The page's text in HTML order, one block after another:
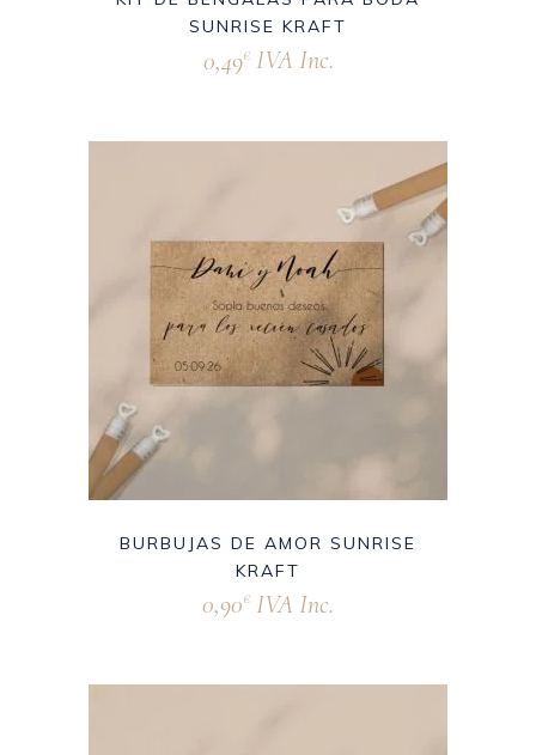
SUNRISE KRAFT
0,49€ IVA Inc.
BURBUJAS DE AMOR SUNRISE
KRAFT
0,90€ IVA Inc.